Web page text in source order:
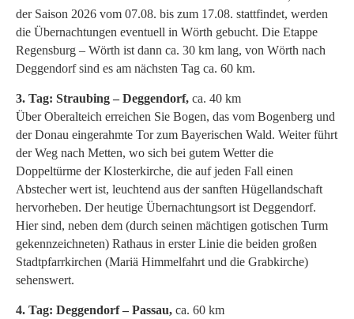
der Saison 2026 vom 07.08. bis zum 17.08. stattfindet, werden
die Übernachtungen eventuell in Wörth gebucht. Die Etappe
Regensburg – Wörth ist dann ca. 30 km lang, von Wörth nach
Deggendorf sind es am nächsten Tag ca. 60 km.
3. Tag: Straubing – Deggendorf, ca. 40 km
Über Oberalteich erreichen Sie Bogen, das vom Bogenberg und
der Donau eingerahmte Tor zum Bayerischen Wald. Weiter führt
der Weg nach Metten, wo sich bei gutem Wetter die
Doppeltürme der Klosterkirche, die auf jeden Fall einen
Abstecher wert ist, leuchtend aus der sanften Hügellandschaft
hervorheben. Der heutige Übernachtungsort ist Deggendorf.
Hier sind, neben dem (durch seinen mächtigen gotischen Turm
gekennzeichneten) Rathaus in erster Linie die beiden großen
Stadtpfarrkirchen (Mariä Himmelfahrt und die Grabkirche)
sehenswert.
4. Tag: Deggendorf – Passau, ca. 60 km